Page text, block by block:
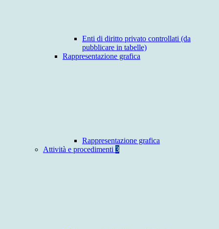
Enti di diritto privato controllati (da
pubblicare in tabelle)
Rappresentazione grafica
Rappresentazione grafica
Attività e procedimenti 3